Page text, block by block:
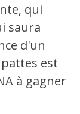
qui
saura
d'un
est
à gagner